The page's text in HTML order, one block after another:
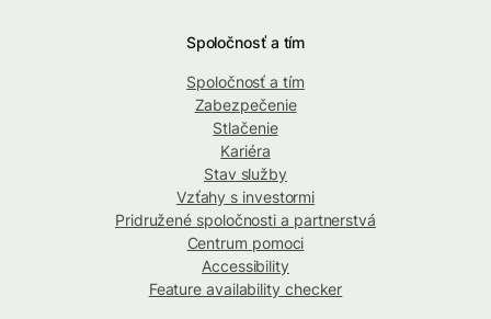
Spoločnosť a tím
Spoločnosť a tím
Zabezpečenie
Stlačenie
Kariéra
Stav služby
Vzťahy s investormi
Pridružené spoločnosti a partnerstvá
Centrum pomoci
Accessibility
Feature availability checker